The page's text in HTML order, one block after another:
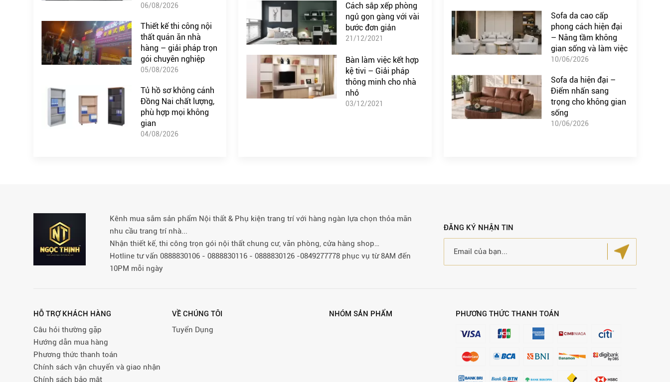
06/08/2026
Thiết kế thi công nội
thất quán ăn nhà
hàng – giải pháp trọn
gói chuyên nghiệp
05/08/2026
Tủ hồ sơ không cánh
Đồng Nai chất lượng,
phù hợp mọi không
gian
04/08/2026
Cách sắp xếp phòng
ngủ gọn gàng với vài
bước đơn giản
21/12/2021
Bàn làm việc kết hợp
kệ tivi – Giải pháp
thông minh cho nhà
nhỏ
03/12/2021
Sofa da cao cấp
phong cách hiện đại
– Nâng tầm không
gian sống và làm việc
10/06/2026
Sofa da hiện đại –
Điểm nhấn sang
trọng cho không gian
sống
10/06/2026
Kênh mua sắm sản phẩm Nội thất & Phụ kiện trang trí với hàng ngàn lựa chọn thỏa mãn
nhu cầu trang trí nhà...
Nhận thiết kế, thi công trọn gói nội thất chung cư, văn phòng, cửa hàng shop…
Hotline tư vấn 0888830106 - 0888830116 - 0888830126 -0849277778 phục vụ từ 8AM đến
10PM mỗi ngày
ĐĂNG KÝ NHẬN TIN
HỖ TRỢ KHÁCH HÀNG
Câu hỏi thường gặp
Hướng dẫn mua hàng
Phương thức thanh toán
Chính sách vận chuyển và giao nhận
Chính sách bảo mật
VỀ CHÚNG TÔI
Tuyển Dụng
NHÓM SẢN PHẨM PHƯƠNG THỨC THANH TOÁN